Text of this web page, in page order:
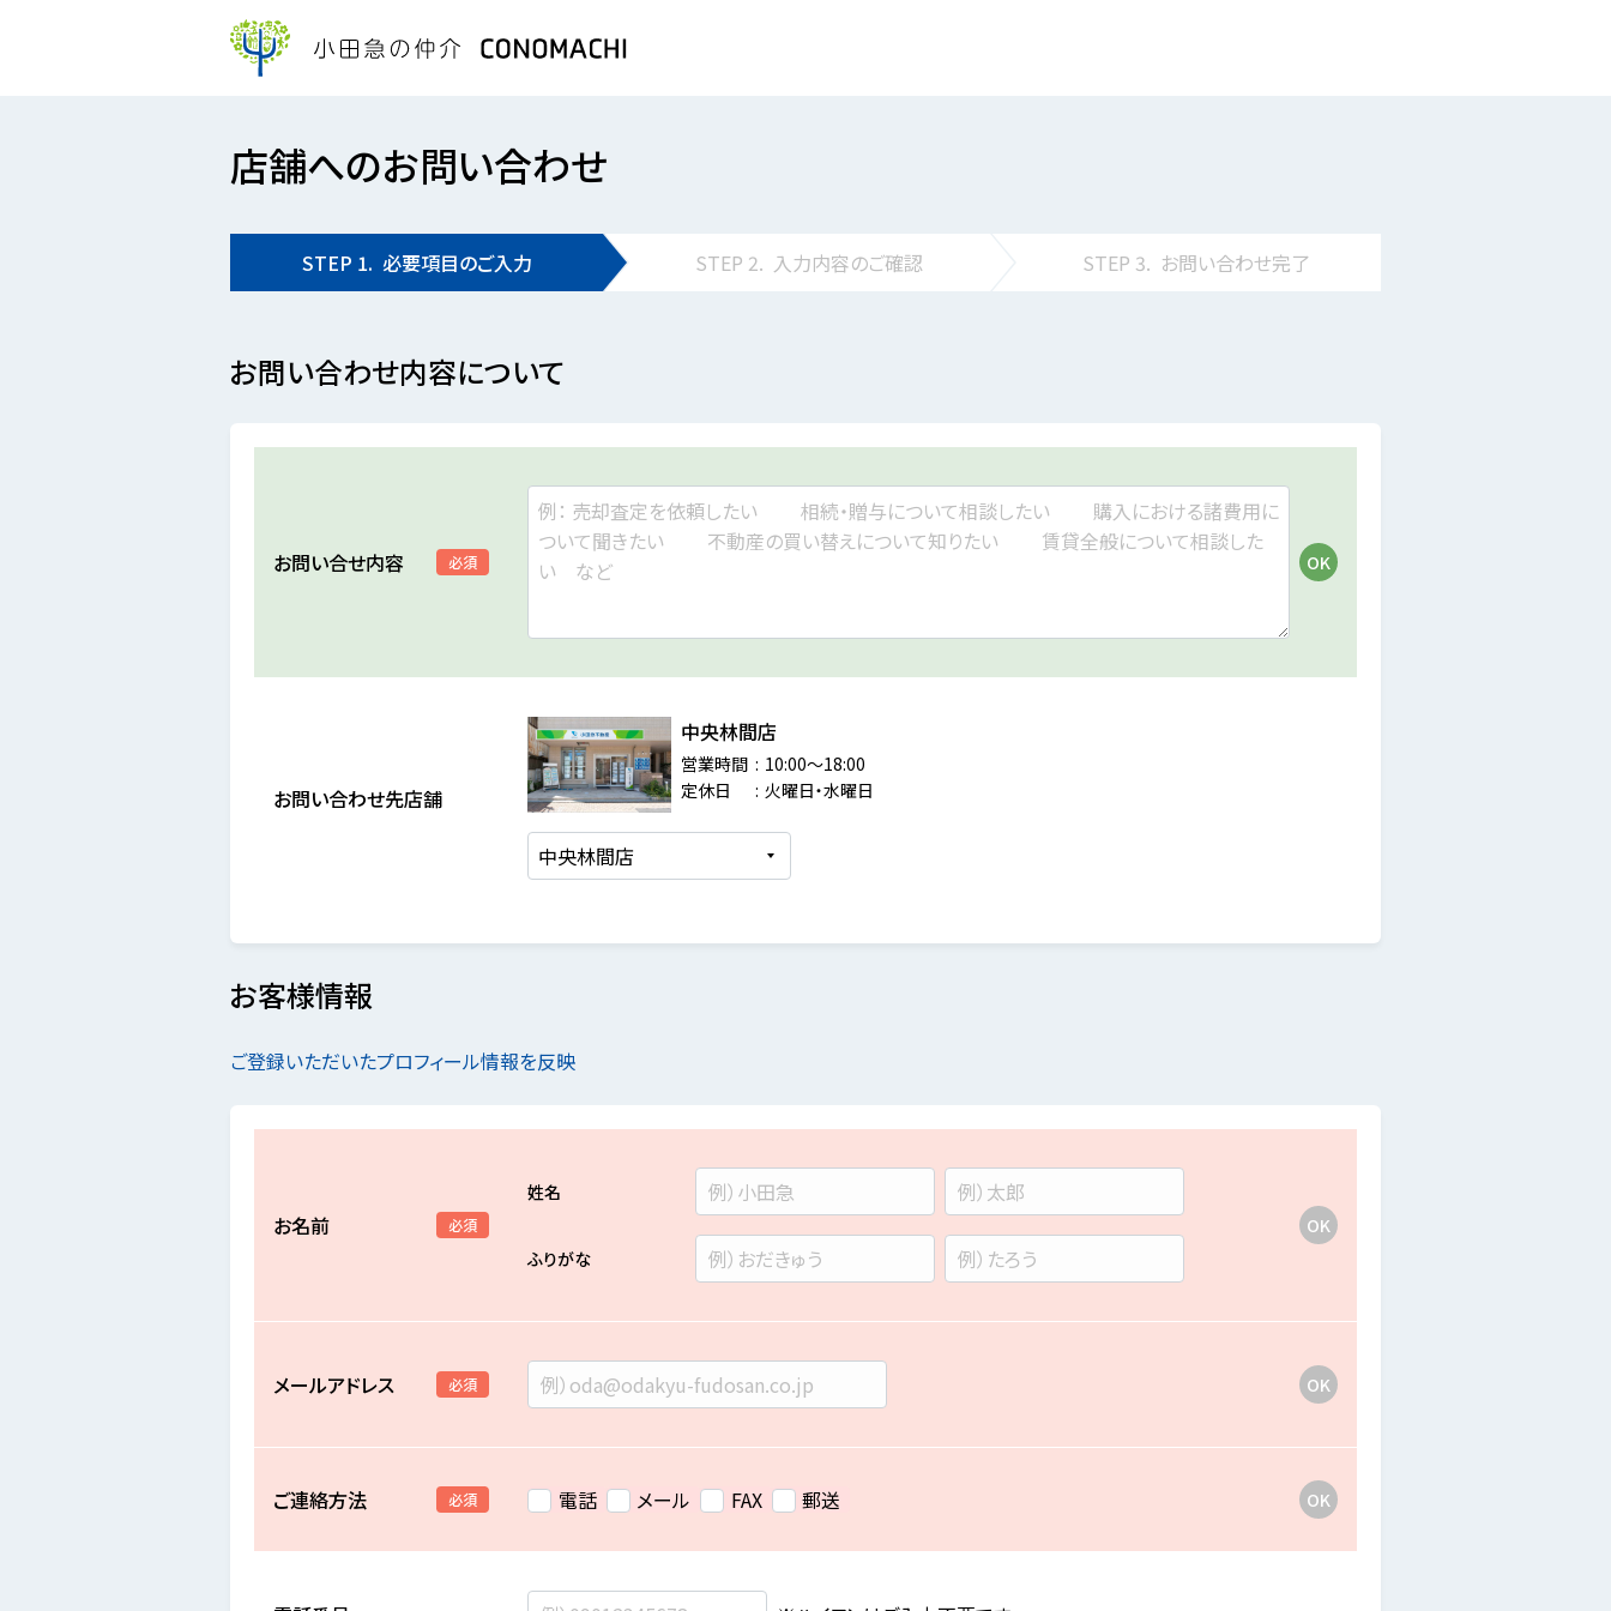
店舗へのお問い合わせ
STEP 1. 必要項目のご入力 STEP 2. 入力内容のご確認 STEP 3. お問い合わせ完了
お問い合わせ内容について
お問い合せ内容 必須
お問い合わせ先店舗
中央林間店
営業時間
10:00～18:00
定休日
火曜日・水曜日
お客様情報
ご登録いただいたプロフィール情報を反映
お名前 必須
姓名
ふりがな
メールアドレス 必須
ご連絡方法 必須 電話 メール FAX 郵送